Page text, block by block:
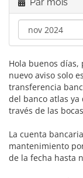
Hola buenos días,
nuevo aviso solo
transferencia
del banco atlas
través de las
La cuenta
mantenimiento
de la fecha hasta